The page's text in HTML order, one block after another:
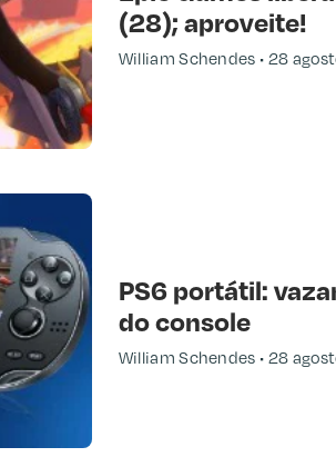
(28); aproveite!
William Schendes 28
PS6 portátil:
do console
William Schendes 28